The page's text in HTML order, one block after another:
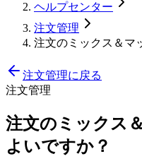
ヘルプセンター
注文管理
注文のミックス＆マ
注文管理に戻る
注文管理
注文のミックス
よいですか？